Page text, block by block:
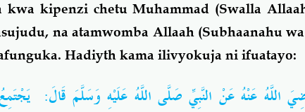
kwa kipenzi chetu Muhammad (Swalla
na atamwomba Allaah (Subhaanahu
Hadiyth kama ilivyokuja ni ifuatayo:
عَنْهُ عَنْ النَّبِيِّ صَلَّى اللَّهُ عَلَيْهِ وَسَلَّمَ قَالَ: يَجْتَمِعُ